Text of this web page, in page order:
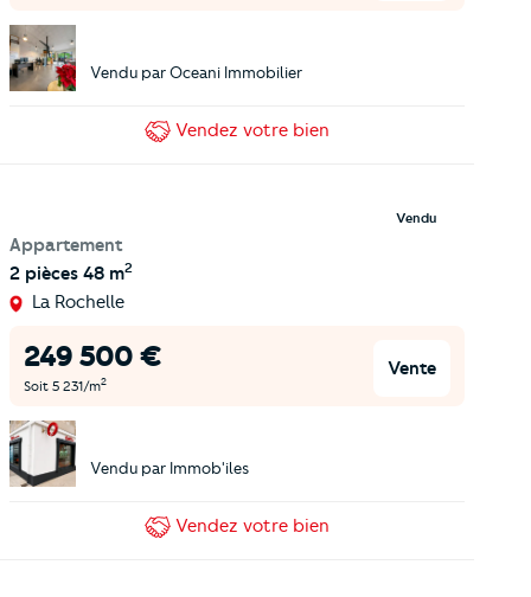
Vendu parOceani Immobilier
Vendez votre bien
Appartement
2 pièces 48 m2
Vendu
La Rochelle
249 500 €
Soit 5 231/m2
Vente
Vendu par Immob'iles
Vendez votre bien